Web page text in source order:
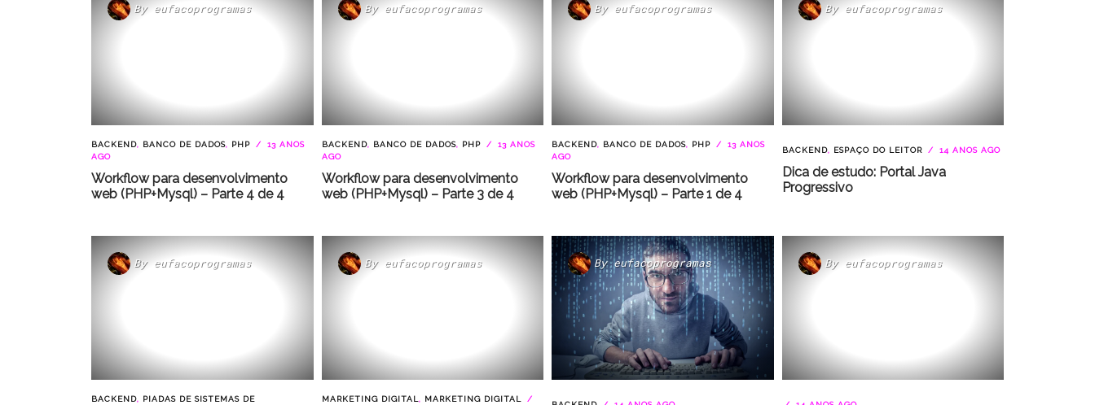
By eufacoprogramas
BACKEND, BANCO DE DADOS, PHP
13 ANOS
AGO
Workflow para desenvolvimento
web (PHP+Mysql) – Parte 4 de 4
By eufacoprogramas
BACKEND, BANCO DE DADOS, PHP
13 ANOS
AGO
Workflow para desenvolvimento
web (PHP+Mysql) – Parte 3 de 4
By eufacoprogramas
BACKEND, BANCO DE DADOS, PHP
13 ANOS
AGO
Workflow para desenvolvimento
web (PHP+Mysql) – Parte 1 de 4
By eufacoprogramas
BACKEND, ESPAÇO DO LEITOR 14 ANOS AGO
Dica de estudo: Portal Java
Progressivo
By eufacoprogramas
BACKEND, PIADAS DE SISTEMAS DE
By eufacoprogramas
MARKETING DIGITAL , MARKETING DIGITAL
Byeufacoprogramas By eufacoprogramas